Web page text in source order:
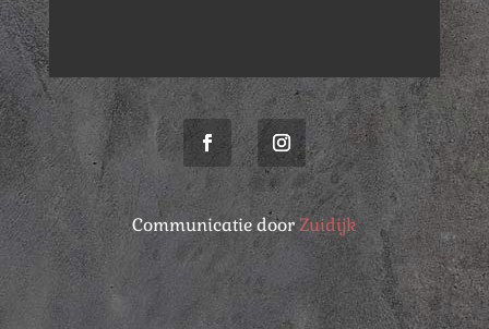
Communicatie door Zuidijk